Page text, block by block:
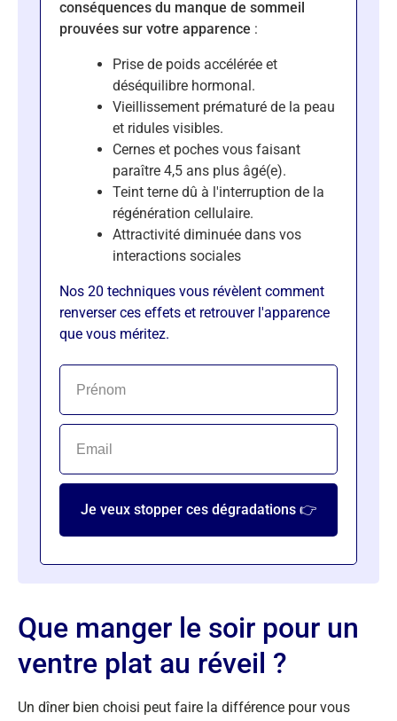
conséquences du manque de sommeil
prouvées sur votre apparence :
Prise de poids accélérée et
déséquilibre hormonal.
Vieillissement prématuré de la peau
et ridules visibles.
Cernes et poches vous faisant
paraître 4,5 ans plus âgé(e).
Teint terne dû à l'interruption de la
régénération cellulaire.
Attractivité diminuée dans vos
interactions sociales
Nos 20 techniques vous révèlent comment
renverser ces effets et retrouver l'apparence
que vous méritez.
Je veux stopper ces dégradations 👉
Que manger le soir pour un
ventre plat au réveil ?
Un dîner bien choisi peut faire la différence pour vous